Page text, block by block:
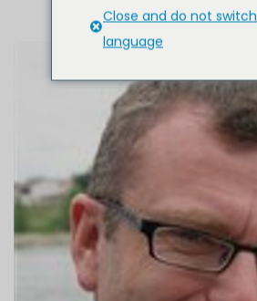
Close and do not switch
language